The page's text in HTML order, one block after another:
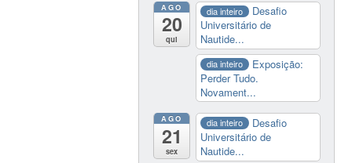
AGO
20
qui
dia inteiro
Desafio
Universitário de
Nautide...
dia inteiro
Exposição:
Perder Tudo.
Novament...
AGO
21
sex
dia inteiro
Desafio
Universitário de
Nautide...